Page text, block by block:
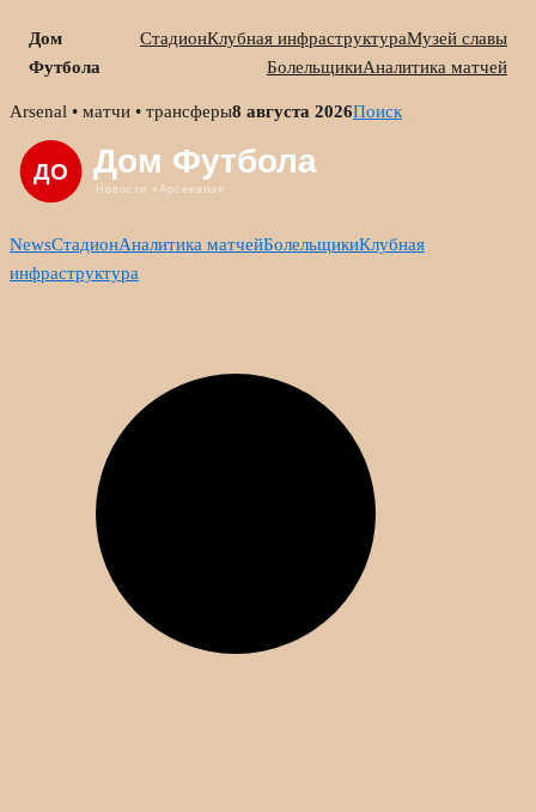
Дом
Футбола
СтадионКлубная инфраструктураМузей славы
БолельщикиАналитика матчей
Skip
content
Arsenal • матчи • трансферы8 августа 2026Поиск
NewsСтадионАналитика матчейБолельщикиКлубная
инфраструктура